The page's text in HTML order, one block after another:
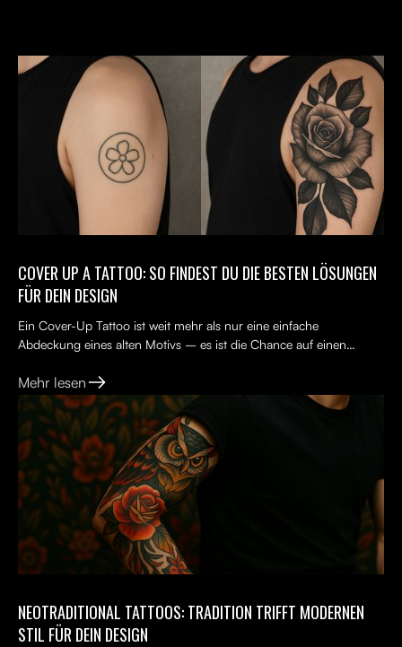
COVER UP A TATTOO: SO FINDEST DU DIE BESTEN LÖSUNGEN
FÜR DEIN DESIGN
Ein Cover-Up Tattoo ist weit mehr als nur eine einfache
Abdeckung eines alten Motivs – es ist die Chance auf einen
Mehr lesen
NEOTRADITIONAL TATTOOS: TRADITION TRIFFT MODERNEN
STIL FÜR DEIN DESIGN